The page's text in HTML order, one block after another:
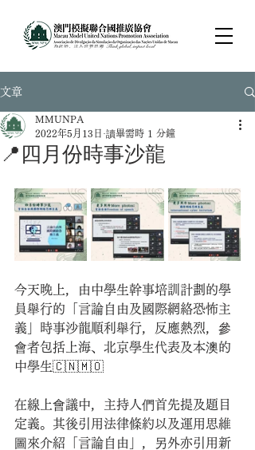
文章
📍四月份時事沙龍
MMUNPA
2022年5月13日 讀畢需時 1 分鐘
今天晚上，由中學生幹事培訓計劃的學
員舉行的「言論自由及國際網絡恐怖主
義」時事沙龍順利舉行，反應熱烈，參
會者包括上海、北京學生代表及本澳的
中學生🇨🇳🇲🇴
在線上會議中，主持人們首先提及題目
定義。其後引用法律條約以及運用思維
圖來介紹「言論自由」，另外亦引用新